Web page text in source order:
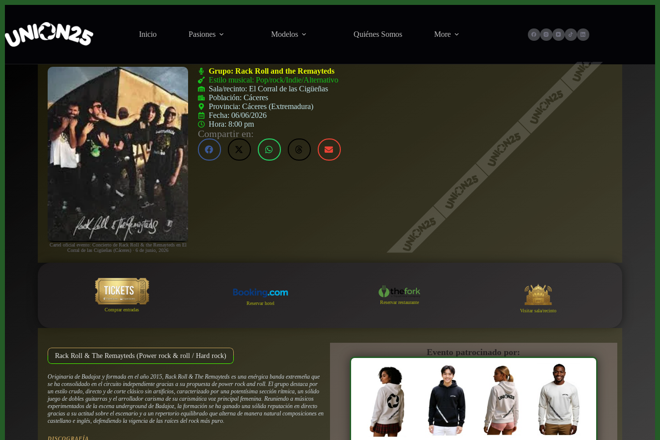
Inicio Pasiones Modelos Quiénes Somos More
Cartel oficial evento: Concierto de Rack Roll & the Remayteds en El
Corral de las Cigüeñas (Cáceres) · 6 de junio, 2026
Grupo:Rack Roll and the Remayteds
Estilo musical: Pop/rock/Indie/Alternativo
Sala/recinto:El Corral de las Cigüeñas
Población:Cáceres
Provincia:Cáceres (Extremadura)
Fecha:06/06/2026
Hora:8:00 pm
Compartir en:
Comprar entradas
Reservar hotel
Reservar restaurante
Visitar sala/recinto
Rack Roll & The Remayteds (Power rock & roll / Hard rock)
Originaria de Badajoz y formada en el año 2015, Rack Roll & The Remayteds es una enérgica banda extremeña que
se ha consolidado en el circuito independiente gracias a su propuesta de power rock and roll. El grupo destaca por
un estilo crudo, directo y de corte clásico sin artificios, caracterizado por una potentísima sección rítmica, un sólido
juego de dobles guitarras y el arrollador carisma de su carismática voz principal femenina. Reuniendo a músicos
experimentados de la escena underground de Badajoz, la formación se ha ganado una sólida reputación en directo
gracias a su actitud sobre el escenario y a un repertorio equilibrado que alterna de manera natural composiciones en
castellano e inglés, defendiendo la vigencia de las raíces del rock más puro.
DISCOGRAFÍA
Evento patrocinado por: